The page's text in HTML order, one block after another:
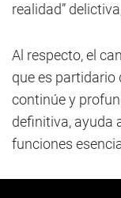
realidad”
Al respecto, el
que es partidario
continúe y
definitiva, ayuda
funciones